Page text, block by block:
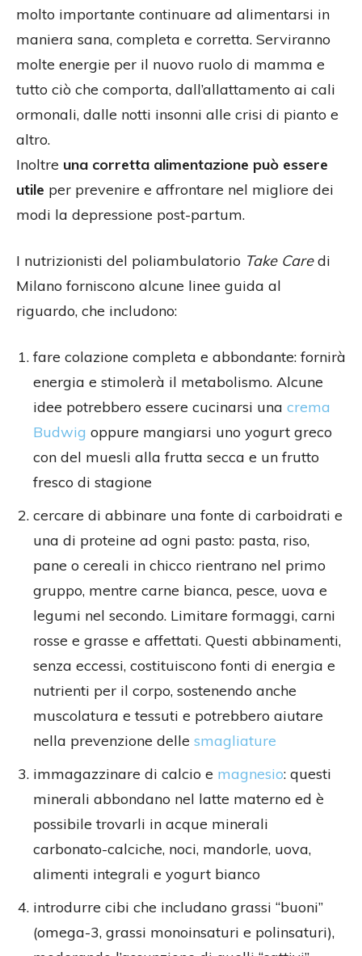
molto importante continuare ad alimentarsi in
maniera sana, completa e corretta. Serviranno
molte energie per il nuovo ruolo di mamma e
tutto ciò che comporta, dall’allattamento ai cali
ormonali, dalle notti insonni alle crisi di pianto e
altro.
Inoltre una corretta alimentazione può essere
utile per prevenire e affrontare nel migliore dei
modi la depressione post-partum.
I nutrizionisti del poliambulatorio Take Caredi
Milano forniscono alcune linee guida al
riguardo, che includono:
fare colazione completa e abbondante: fornirà
energia e stimolerà il metabolismo. Alcune
idee potrebbero essere cucinarsi una crema
Budwig oppure mangiarsi uno yogurt greco
con del muesli alla frutta secca e un frutto
fresco di stagione
cercare di abbinare una fonte di carboidrati e
una di proteine ad ogni pasto: pasta, riso,
pane o cereali in chicco rientrano nel primo
gruppo, mentre carne bianca, pesce, uova e
legumi nel secondo. Limitare formaggi, carni
rosse e grasse e affettati. Questi abbinamenti,
senza eccessi, costituiscono fonti di energia e
nutrienti per il corpo, sostenendo anche
muscolatura e tessuti e potrebbero aiutare
nella prevenzione delle smagliature
immagazzinare di calcio e magnesio: questi
minerali abbondano nel latte materno ed è
possibile trovarli in acque minerali
carbonato-calciche, noci, mandorle, uova,
alimenti integrali e yogurt bianco
introdurre cibi che includano grassi “buoni”
(omega-3, grassi monoinsaturi e polinsaturi),